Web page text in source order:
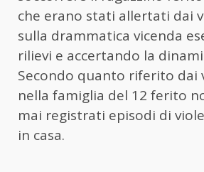
che erano stati allertati dai
sulla drammatica vicenda
rilievi e accertando la
Secondo quanto riferito dai
nella famiglia del 12 ferito
mai registrati episodi di
in casa.